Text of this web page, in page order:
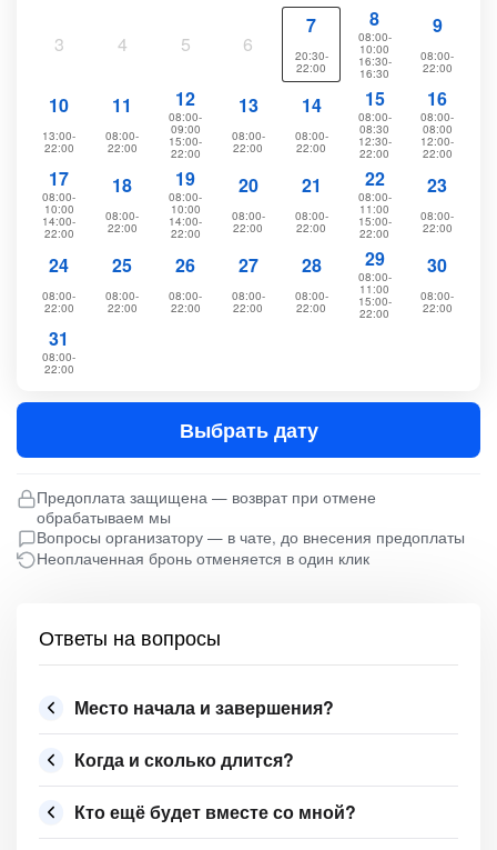
3 4 5 6
7
20:30-
22:00
8
08:00-
10:00
16:30-
16:30
9
08:00-
22:00
10
13:00-
22:00
11
08:00-
22:00
12
08:00-
09:00
15:00-
22:00
13
08:00-
22:00
14
08:00-
22:00
15
08:00-
08:30
12:30-
22:00
16
08:00-
08:00
12:00-
22:00
17
08:00-
10:00
14:00-
22:00
18
08:00-
22:00
19
08:00-
10:00
14:00-
22:00
20
08:00-
22:00
21
08:00-
22:00
22
08:00-
11:00
15:00-
22:00
23
08:00-
22:00
24
08:00-
22:00
25
08:00-
22:00
26
08:00-
22:00
27
08:00-
22:00
28
08:00-
22:00
29
08:00-
11:00
15:00-
22:00
30
08:00-
22:00
31
08:00-
22:00
Выбрать дату
Предоплата защищена — возврат при отмене
обрабатываем мы
Вопросы организатору — в чате, до внесения предоплаты
Неоплаченная бронь отменяется в один клик
Ответы на вопросы
Место начала и завершения?
Когда и сколько длится?
Кто ещё будет вместе со мной?